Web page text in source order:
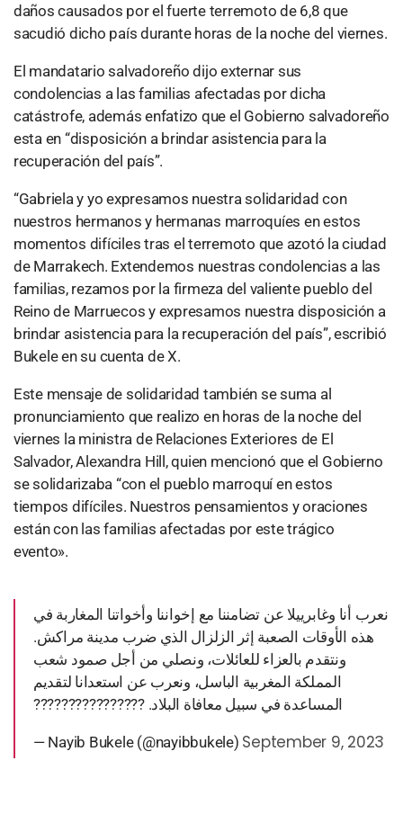
daños causados por el fuerte terremoto de 6,8 que
sacudió dicho país durante horas de la noche del viernes.
El mandatario salvadoreño dijo externar sus
condolencias a las familias afectadas por dicha
catástrofe, además enfatizo que el Gobierno salvadoreño
esta en “disposición a brindar asistencia para la
recuperación del país”.
“Gabriela y yo expresamos nuestra solidaridad con
nuestros hermanos y hermanas marroquíes en estos
momentos difíciles tras el terremoto que azotó la ciudad
de Marrakech. Extendemos nuestras condolencias a las
familias, rezamos por la firmeza del valiente pueblo del
Reino de Marruecos y expresamos nuestra disposición a
brindar asistencia para la recuperación del país”, escribió
Bukele en su cuenta de X.
Este mensaje de solidaridad también se suma al
pronunciamiento que realizo en horas de la noche del
viernes la ministra de Relaciones Exteriores de El
Salvador, Alexandra Hill, quien mencionó que el Gobierno
se solidarizaba “con el pueblo marroquí en estos
tiempos difíciles. Nuestros pensamientos y oraciones
están con las familias afectadas por este trágico
evento».
نعرب أنا وغابرييلا عن تضامننا مع إخواننا وأخواتنا المغاربة في
هذه الأوقات الصعبة إثر الزلزال الذي ضرب مدينة مراكش.
ونتقدم بالعزاء للعائلات، ونصلي من أجل صمود شعب
المملكة المغربية الباسل، ونعرب عن استعدانا لتقديم
المساعدة في سبيل معافاة البلاد. ????????????????
— Nayib Bukele (@nayibbukele) September 9, 2023